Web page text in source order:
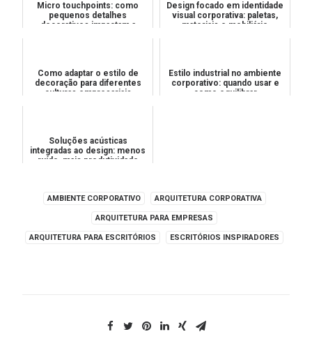
Micro touchpoints: como
pequenos detalhes
decorativos impactam a
Design focado em identidade
visual corporativa: paletas,
materiais e mobiliário
Como adaptar o estilo de
decoração para diferentes
culturas empresariais
Estilo industrial no ambiente
corporativo: quando usar e
como equilibrar
Soluções acústicas
integradas ao design: menos
ruído, mais produtividade
AMBIENTE CORPORATIVO ARQUITETURA CORPORATIVA
ARQUITETURA PARA EMPRESAS
ARQUITETURA PARA ESCRITÓRIOS ESCRITÓRIOS INSPIRADORES